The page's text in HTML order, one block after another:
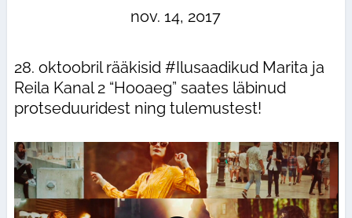
nov. 14, 2017
28. oktoobril rääkisid #Ilusaadikud Marita ja
Reila Kanal 2 “Hooaeg” saates läbinud
protseduuridest ning tulemustest!